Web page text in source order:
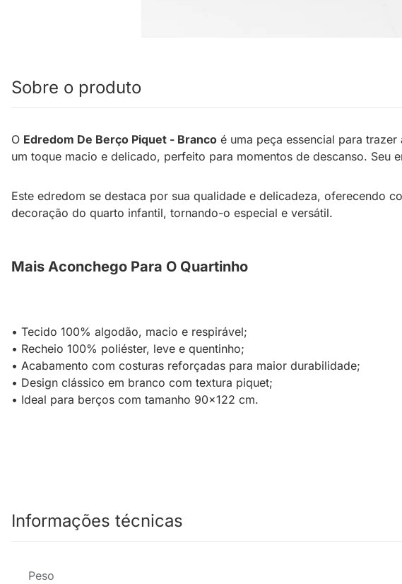
Sobre o produto
O Edredom De Berço Piquet - Branco é uma peça essencial para
um toque macio e delicado, perfeito para momentos de descanso. Seu
Este edredom se destaca por sua qualidade e delicadeza, oferecendo
decoração do quarto infantil, tornando-o especial e versátil.
Mais Aconchego Para O Quartinho
• Tecido 100% algodão, macio e respirável;
• Recheio 100% poliéster, leve e quentinho;
• Acabamento com costuras reforçadas para maior durabilidade;
• Design clássico em branco com textura piquet;
• Ideal para berços com tamanho 90x122 cm.
Informações técnicas
Peso